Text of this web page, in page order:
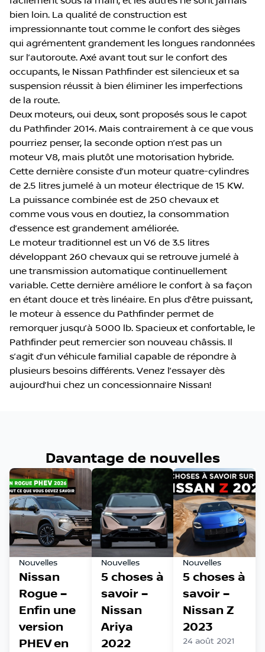
bien loin. La qualité de construction est
impressionnante tout comme le confort des sièges
qui agrémentent grandement les longues randonnées
sur l’autoroute. Axé avant tout sur le confort des
occupants, le Nissan Pathfinder est silencieux et sa
suspension réussit à bien éliminer les imperfections
de la route.
Deux moteurs, oui deux, sont proposés sous le capot
du Pathfinder 2014. Mais contrairement à ce que vous
pourriez penser, la seconde option n’est pas un
moteur V8, mais plutôt une motorisation hybride.
Cette dernière consiste d’un moteur quatre-cylindres
de 2.5 litres jumelé à un moteur électrique de 15 KW.
La puissance combinée est de 250 chevaux et
comme vous vous en doutiez, la consommation
d’essence est grandement améliorée.
Le moteur traditionnel est un V6 de 3.5 litres
développant 260 chevaux qui se retrouve jumelé à
une transmission automatique continuellement
variable. Cette dernière améliore le confort à sa façon
en étant douce et très linéaire. En plus d’être puissant,
le moteur à essence du Pathfinder permet de
remorquer jusqu’à 5000 lb. Spacieux et confortable, le
Pathfinder peut remercier son nouveau châssis. Il
s’agit d’un véhicule familial capable de répondre à
plusieurs besoins différents. Venez l’essayer dès
aujourd’hui chez un concessionnaire Nissan!
Davantage de nouvelles
Nouvelles
Nissan
Rogue –
Enfin une
version
PHEV en
Nouvelles
5 choses à
savoir –
Nissan
Ariya
2022
Nouvelles
5 choses à
savoir –
Nissan Z
2023
24 août 2021